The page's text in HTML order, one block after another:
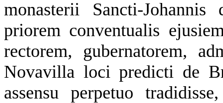
monasterii Sancti-
priorem conventualis
rectorem, gubernatorem,
Novavilla loci predicti de
assensu perpetuo